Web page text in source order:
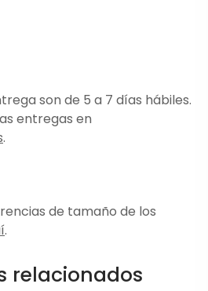
son de 5 a 7 días hábiles.
entregas en
.
de tamaño de los
.
relacionados